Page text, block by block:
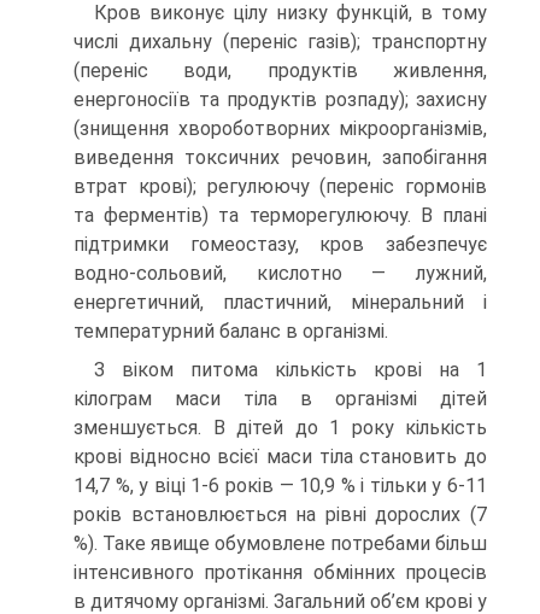
Кров виконує цілу низку функцій, в тому
числі дихальну (переніс газів); транспортну
(переніс води, продуктів живлення,
енергоносіїв та продуктів розпаду); захисну
(знищення хвороботворних мікроорганізмів,
виведення токсичних речовин, запобігання
втрат крові); регулюючу (переніс гормонів
та ферментів) та терморегулюючу. В плані
підтримки гомеостазу, кров забезпечує
водно-сольовий, кислотно — лужний,
енергетичний, пластичний, мінеральний і
температурний баланс в організмі.
З віком питома кількість крові на 1
кілограм маси тіла в організмі дітей
зменшується. В дітей до 1 року кількість
крові відносно всієї маси тіла становить до
14,7 %, у віці 1-6 років — 10,9 % і тільки у 6-11
років встановлюється на рівні дорослих (7
%). Таке явище обумовлене потребами більш
інтенсивного протікання обмінних процесів
в дитячому організмі. Загальний об’єм крові у